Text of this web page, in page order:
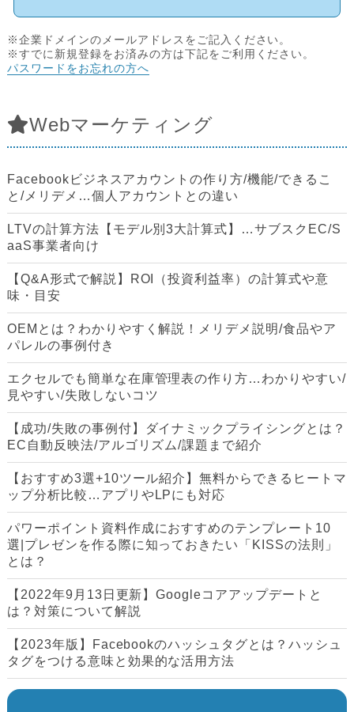
※企業ドメインのメールアドレスをご記入ください。
※すでに新規登録をお済みの方は下記をご利用ください。
パスワードをお忘れの方へ
Webマーケティング
Facebookビジネスアカウントの作り方/機能/できるこ
と/メリデメ…個人アカウントとの違い
LTVの計算方法【モデル別3大計算式】…サブスクEC/S
aaS事業者向け
【Q&A形式で解説】ROI（投資利益率）の計算式や意
味・目安
OEMとは？わかりやすく解説！メリデメ説明/食品やア
パレルの事例付き
エクセルでも簡単な在庫管理表の作り方…わかりやすい/
見やすい/失敗しないコツ
【成功/失敗の事例付】ダイナミックプライシングとは？
EC自動反映法/アルゴリズム/課題まで紹介
【おすすめ3選+10ツール紹介】無料からできるヒートマ
ップ分析比較…アプリやLPにも対応
パワーポイント資料作成におすすめのテンプレート10
選|プレゼンを作る際に知っておきたい「KISSの法則」
とは？
【2022年9月13日更新】Googleコアアップデートと
は？対策について解説
【2023年版】Facebookのハッシュタグとは？ハッシュ
タグをつける意味と効果的な活用方法